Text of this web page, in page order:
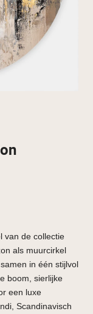
van de collectie
als muurcirkel
in één stijlvol
boom, sierlijke
een luxe
Scandinavisch